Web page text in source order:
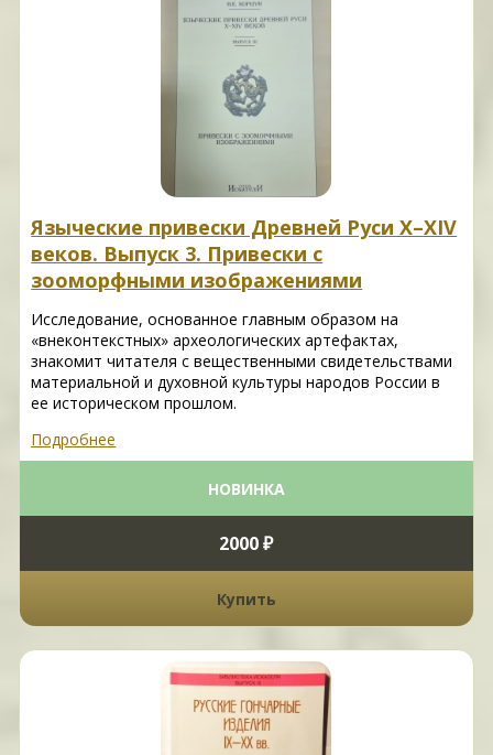
Языческие привески Древней Руси X–XIV
веков. Выпуск 3. Привески с
зооморфными изображениями
Исследование, основанное главным образом на
«внеконтекстных» археологических артефактах,
знакомит читателя с вещественными свидетельствами
материальной и духовной культуры народов России в
ее историческом прошлом.
Подробнее
НОВИНКА
2000 ₽
Купить